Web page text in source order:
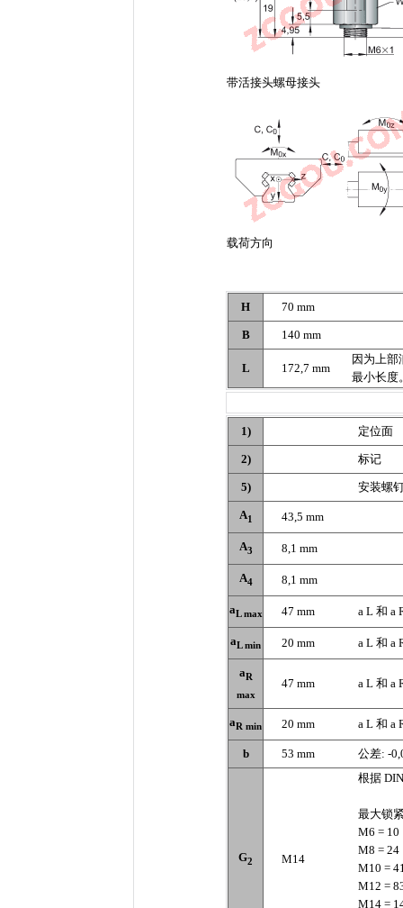
带活接头螺母接头
载荷方向
H 70 mm
B 140 mm
L 172,7 mm
因为上部
最小长度
1) 定位面
2) 标记
5) 安装螺
A1 43,5 mm
A3 8,1 mm
A4 8,1 mm
aL max 47 mm a L 和 a
aL min 20 mm a L 和 a
aR
max
47 mm a L 和 a
aR min 20 mm a L 和 a
b 53 mm 公差: -
G2 M14
根据
最大锁
M6 = 10
M8 = 24
M10 =
M12 =
M14 =